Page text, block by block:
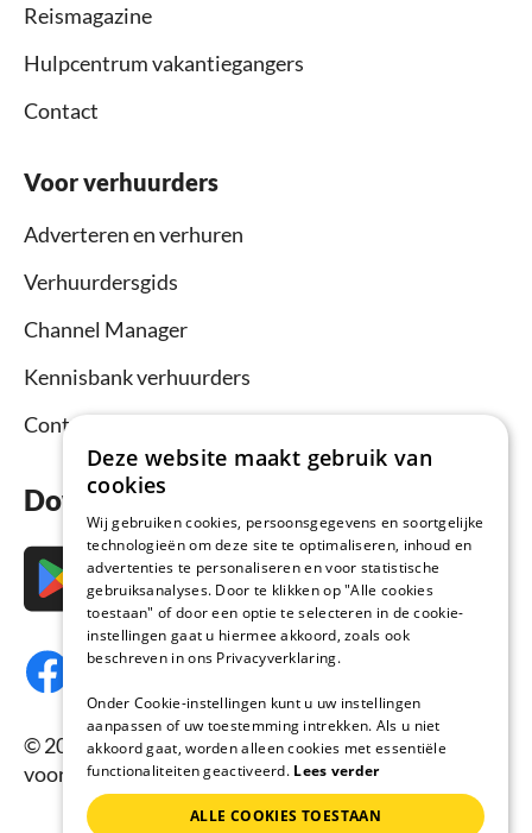
Reismagazine
Hulpcentrum vakantiegangers
Contact
Voor verhuurders
Adverteren en verhuren
Verhuurdersgids
Channel Manager
Kennisbank verhuurders
Contact
Download nu de app
© 2026 Vakantiehuisnu.nl, Alle rechten
voorbehouden.
Deze website maakt gebruik van
cookies
Wij gebruiken cookies, persoonsgegevens en soortgelijke
technologieën om deze site te optimaliseren, inhoud en
advertenties te personaliseren en voor statistische
gebruiksanalyses. Door te klikken op "Alle cookies
toestaan" of door een optie te selecteren in de cookie-
instellingen gaat u hiermee akkoord, zoals ook
beschreven in ons Privacyverklaring.
Onder Cookie-instellingen kunt u uw instellingen
aanpassen of uw toestemming intrekken. Als u niet
akkoord gaat, worden alleen cookies met essentiële
functionaliteiten geactiveerd. Lees verder
ALLE COOKIES TOESTAAN